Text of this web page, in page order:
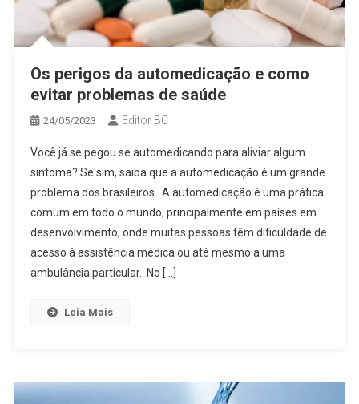
Os perigos da automedicação e como
evitar problemas de saúde
24/05/2023 Editor BC
Você já se pegou se automedicando para aliviar algum
sintoma? Se sim, saiba que a automedicação é um grande
problema dos brasileiros. A automedicação é uma prática
comum em todo o mundo, principalmente em países em
desenvolvimento, onde muitas pessoas têm dificuldade de
acesso à assistência médica ou até mesmo a uma
ambulância particular. No […]
Leia Mais